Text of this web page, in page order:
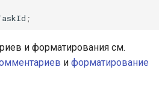
;
и форматирования см.
и форматирование